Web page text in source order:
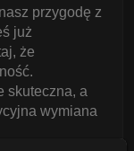
przygodę z
już
że
skuteczna, a
wymiana